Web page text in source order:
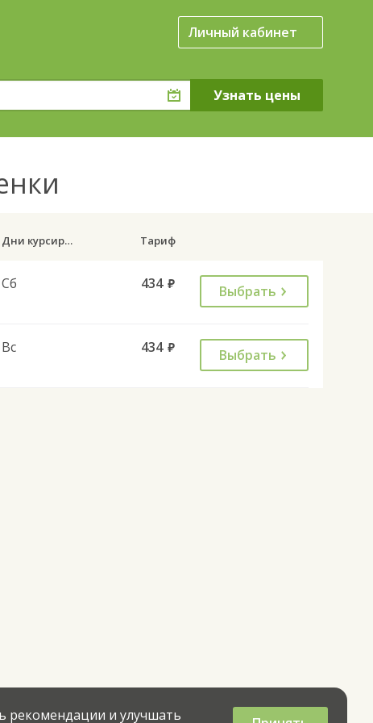
Личный кабинет
Дни курсирования Тариф
Сб 434 руб. Выбрать
Вс 434 руб. Выбрать
рекомендации и улучшать